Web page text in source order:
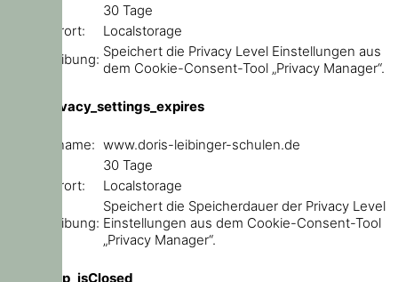
30 Tage
Speicherort:
Localstorage
Beschreibung: Speichert die Privacy Level Einstellungen aus
dem Cookie-Consent-Tool „Privacy Manager“.
user_privacy_settings_expires
Domainname: www.doris-leibinger-schulen.de
30 Tage
Speicherort:
Localstorage
Beschreibung:
Speichert die Speicherdauer der Privacy Level
Einstellungen aus dem Cookie-Consent-Tool
„Privacy Manager“.
ce_popup_isClosed